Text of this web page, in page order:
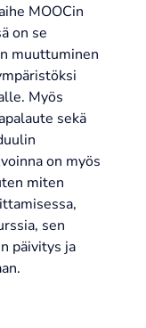
MOOCin
on se
muuttuminen
Myös
sekä
on myös
miten
sen
päivitys ja